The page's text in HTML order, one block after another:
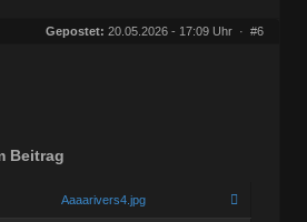
Gepostet: 20.05.2026 - 17:09 Uhr · #6
Beitrag
Aaaarivers4.jpg